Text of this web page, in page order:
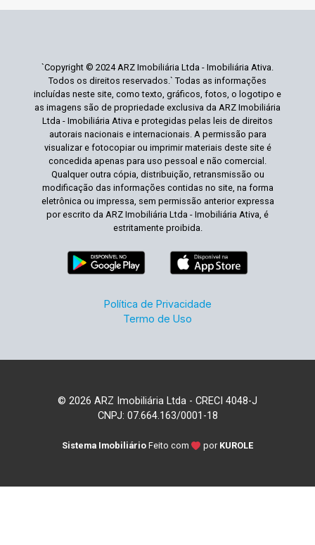
`Copyright © 2024 ARZ Imobiliária Ltda - Imobiliária Ativa.
Todos os direitos reservados.` Todas as informações
incluídas neste site, como texto, gráficos, fotos, o logotipo e
as imagens são de propriedade exclusiva da ARZ Imobiliária
Ltda - Imobiliária Ativa e protegidas pelas leis de direitos
autorais nacionais e internacionais. A permissão para
visualizar e fotocopiar ou imprimir materiais deste site é
concedida apenas para uso pessoal e não comercial.
Qualquer outra cópia, distribuição, retransmissão ou
modificação das informações contidas no site, na forma
eletrônica ou impressa, sem permissão anterior expressa
por escrito da ARZ Imobiliária Ltda - Imobiliária Ativa, é
estritamente proibida.
Política de Privacidade
Termo de Uso
© 2026 ARZ Imobiliária Ltda - CRECI 4048-J
CNPJ: 07.664.163/0001-18
Sistema Imobiliário Feito com por KUROLE